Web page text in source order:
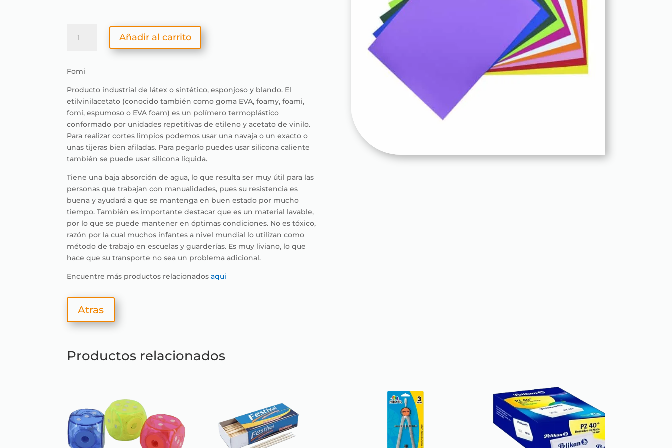
cantidad
Añadir al carrito
Fomi
Producto industrial de látex o sintético, esponjoso y blando. El
etilvinilacetato (conocido también como goma EVA, foamy, foami,
fomi, espumoso o EVA foam) es un polímero termoplástico
conformado por unidades repetitivas de etileno y acetato de vinilo.
Para realizar cortes limpios podemos usar una navaja o un exacto o
unas tijeras bien afiladas. Para pegarlo puedes usar silicona caliente
también se puede usar silicona líquida.
Tiene una baja absorción de agua, lo que resulta ser muy útil para las
personas que trabajan con manualidades, pues su resistencia es
buena y ayudará a que se mantenga en buen estado por mucho
tiempo. También es importante destacar que es un material lavable,
por lo que se puede mantener en óptimas condiciones. No es tóxico,
razón por la cual muchos infantes a nivel mundial lo utilizan como
método de trabajo en escuelas y guarderías. Es muy liviano, lo que
hace que su transporte no sea un problema adicional.
Encuentre más productos relacionadosaqui
Atras
Productos relacionados